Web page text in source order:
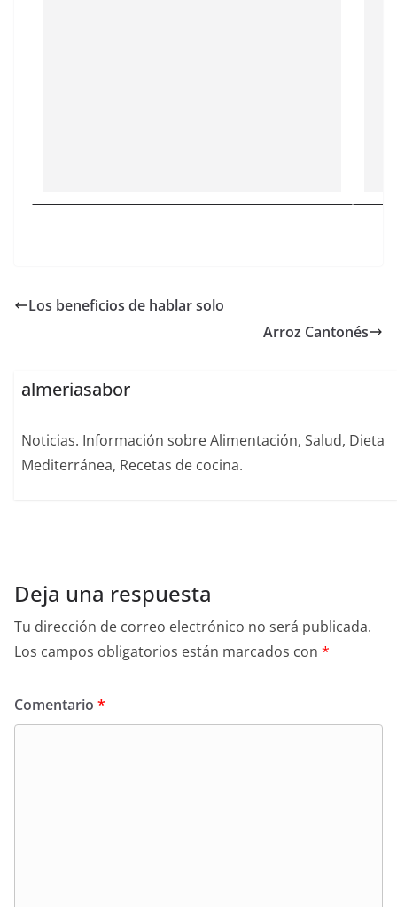
Los beneficios de hablar solo
Arroz Cantonés
almeriasabor
Noticias. Información sobre Alimentación, Salud, Dieta
Mediterránea, Recetas de cocina.
Deja una respuesta
Tu dirección de correo electrónico no será publicada.
Los campos obligatorios están marcados con *
Comentario *